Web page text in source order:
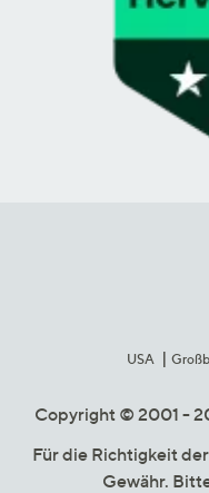
USA
Copyright © 2001 -
Für die Richtigkeit
Gewähr.